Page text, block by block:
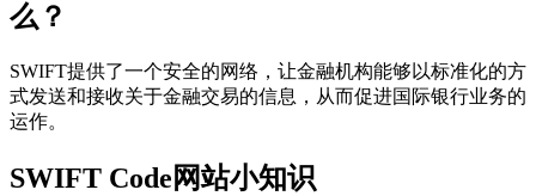
么？
SWIFT提供了一个安全的网络，让金融机构能够以标准化的方
式发送和接收关于金融交易的信息，从而促进国际银行业务的
运作。
SWIFT Code网站小知识